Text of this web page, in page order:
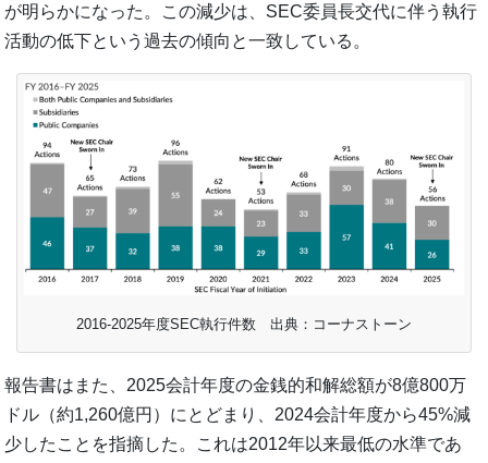
が明らかになった。この減少は、SEC委員長交代に伴う執行
活動の低下という過去の傾向と一致している。
2016-2025年度SEC執行件数 出典：コーナストーン
報告書はまた、2025会計年度の金銭的和解総額が8億800万
ドル（約1,260億円）にとどまり、2024会計年度から45%減
少したことを指摘した。これは2012年以来最低の水準であ